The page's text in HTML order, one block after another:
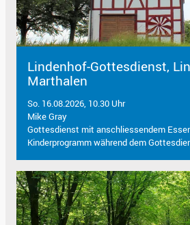
Lindenhof-Gottesdienst,
Marthalen
So. 16.08.2026, 10.30 Uhr
Mike Gray
Gottesdienst mit anschliessendem
Kinderprogramm während dem